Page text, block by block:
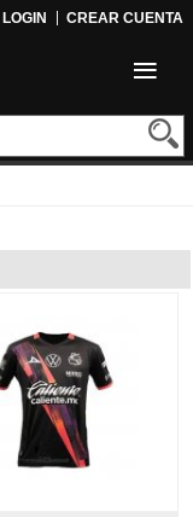
LOGIN CREAR CUENTA